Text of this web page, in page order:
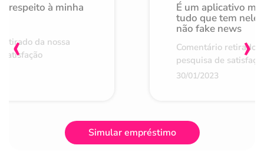
respeito à minha
da nossa
É um aplicativo
tudo que tem nele
não fake news
Comentário retirado
pesquisa de
30/01/2023
‹ ›
Simular empréstimo